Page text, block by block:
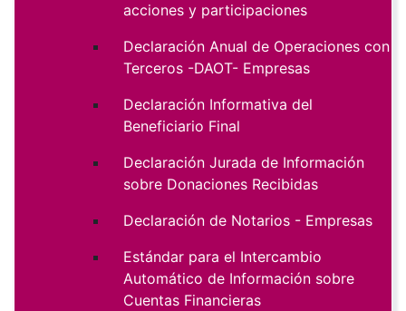
acciones y participaciones
Declaración Anual de Operaciones con
Terceros -DAOT- Empresas
Declaración Informativa del
Beneficiario Final
Declaración Jurada de Información
sobre Donaciones Recibidas
Declaración de Notarios - Empresas
Estándar para el Intercambio
Automático de Información sobre
Cuentas Financieras